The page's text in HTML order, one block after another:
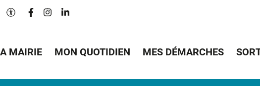
Paramètres d'accessibilité
Lien vers le compte Facebook
Lien vers le compte Instagram
Lien vers le compte Linkedin
MAIRIE MON QUOTIDIEN MES DÉMARCHES